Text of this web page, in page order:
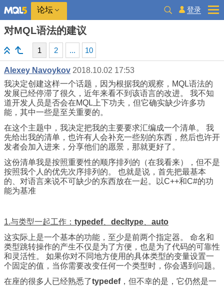
论坛 登录
对MQL语法的建议
1 2 ... 10
Alexey Navoykov 2018.10.02 17:53
我决定创建这样一个话题，因为根据我的观察，MQL语法的
发展已经停滞了很久，近年来看不到该语言的改进。 我不知
道开发人员是否会在MQL上下功夫，但它确实缺少许多功
能，其中一些是至关重要的。
在这个主题中，我决定把我的主要要求汇编成一个清单。 我
先给出我的清单，也许有人会补充一些别的东西，然后也许开
发者会加入进来，分享他们的愿景，那就更好了。
这份清单我是按照重要性的顺序排列的（在我看来），但不是
按照我个人的优先次序排列的。 也就是说，首先把最基本
的、对语言来说不可缺少的东西放在一起。以C++和C#的功
能为基准
1.与类型一起工作： typedef、 decltype
auto
这实际上是一个基本的功能，至少是前两个指定器。 命名和
类型跳转操作的产生不仅是为了方便，也是为了代码的可靠性
和灵活性。 如果你对不同地方使用的具体类型的变量设置一
个固定的值，当你需要改变任何一个类型时，你会遇到问题。
在座的很多人已经熟悉了typedef，但不幸的是，它仍然是一